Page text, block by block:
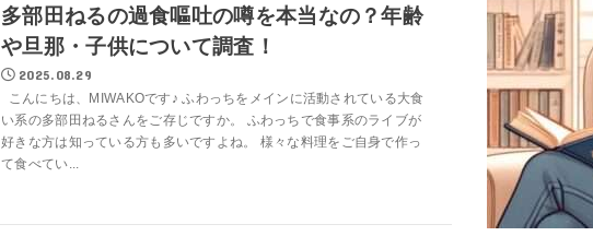
多部田ねるの過食嘔吐の噂を本当なの？年齢
や旦那・子供について調査！
2025.08.29
こんにちは、MIWAKOです♪ ふわっちをメインに活動されている大食
い系の多部田ねるさんをご存じですか。 ふわっちで食事系のライブが
好きな方は知っている方も多いですよね。 様々な料理をご自身で作っ
て食べてい...